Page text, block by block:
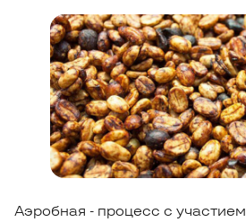
Аэробная - процесс с